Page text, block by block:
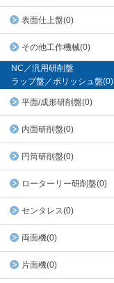
表面仕上盤(0)
その他工作機械(0)
NC／汎用研削盤
ラップ盤／ポリッシュ盤(0)
平面/成形研削盤(0)
内面研削盤(0)
円筒研削盤(0)
ローターリー研削盤(0)
センタレス(0)
両面機(0)
片面機(0)